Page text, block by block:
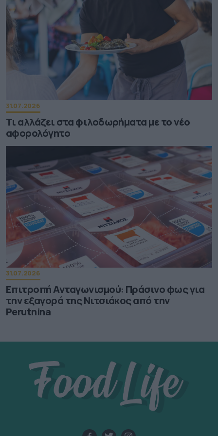
31.07.2026
Τι αλλάζει στα φιλοδωρήματα με το νέο
αφορολόγητο
31.07.2026
Επιτροπή Ανταγωνισμού: Πράσινο φως για
την εξαγορά της Νιτσιάκος από την
Perutnina